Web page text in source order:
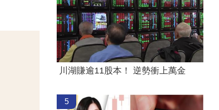
川湖賺逾11股本！ 逆勢衝上萬金
5